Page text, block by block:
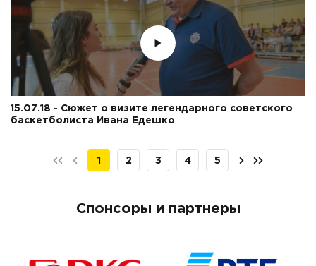
15.07.18 - Сюжет о визите легендарного советского
баскетболиста Ивана Едешко
1 2 3 4 5
Спонсоры и партнеры